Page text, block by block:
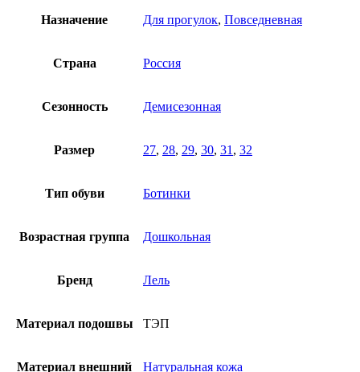
Назначение Для прогулок, Повседневная
Страна Россия
Сезонность Демисезонная
Размер 27, 28, 29, 30, 31 , 32
Тип обуви Ботинки
Возрастная группа Дошкольная
Бренд Лель
Материал подошвы ТЭП
Материал внешний Натуральная кожа